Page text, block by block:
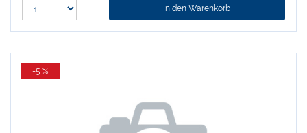
In den Warenkorb
-5 %